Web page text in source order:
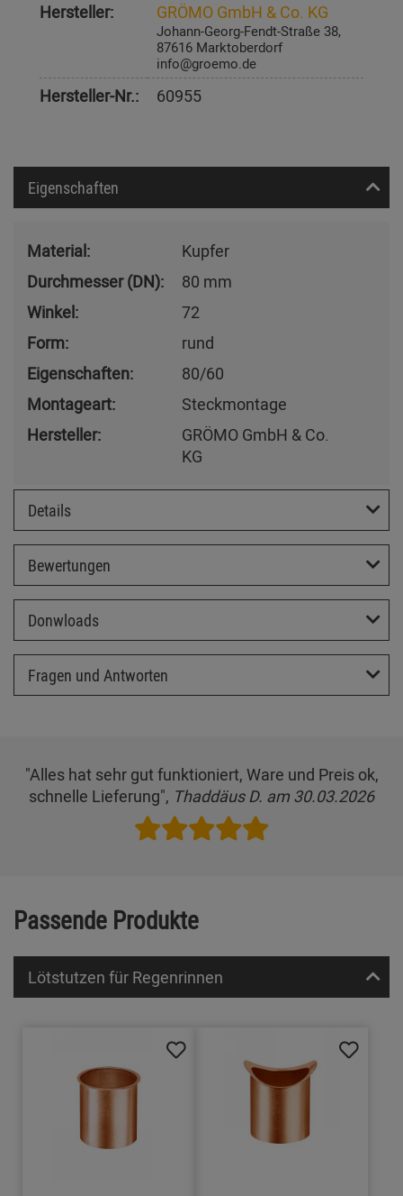
Hersteller: GRÖMO GmbH & Co. KG
Johann-Georg-Fendt-Straße 38,
87616 Marktoberdorf
info@groemo.de
Hersteller-Nr.: 60955
Eigenschaften
Material:
Kupfer
Durchmesser (DN):
80 mm
Winkel:
72
Form:
rund
Eigenschaften:
80/60
Montageart:
Steckmontage
Hersteller:
GRÖMO GmbH & Co.
KG
Details
Bewertungen
Donwloads
Fragen und Antworten
"Alles hat sehr gut funktioniert, Ware und Preis ok,
schnelle Lieferung", Thaddäus D. am 30.03.2026
Passende Produkte
Lötstutzen für Regenrinnen